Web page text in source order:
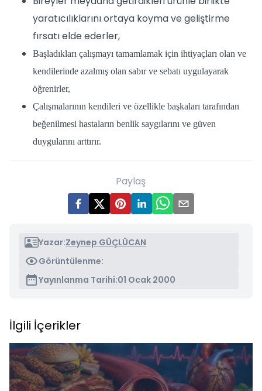
yaratıcılıklarını ortaya koyma ve geliştirme
fırsatı elde ederler,
Başladıkları çalışmayı tamamlamak için ihtiyaçları olan ve
kendilerinde azalmış olan sabır ve sebatı uygulayarak
öğrenirler,
Çalışmalarının kendileri ve özellikle başkaları tarafından
beğenilmesi hastaların benlik saygılarını ve güven
duygularını arttırır.
Paylaş
Yazar:Zeynep GÜÇLÜCAN
Görüntülenme:
Yayınlanma Tarihi:01 Ocak 2000
İlgili İçerikler